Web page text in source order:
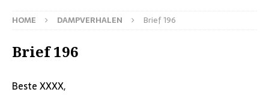
HOME DAMPVERHALEN Brief 196
Brief 196
Beste XXXX,